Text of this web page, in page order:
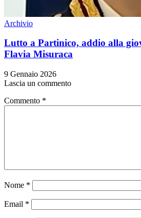
Archivio
Lutto a Partinico, addio alla
Flavia Misuraca
9 Gennaio 2026
Lascia un commento
Commento *
Nome *
Email *